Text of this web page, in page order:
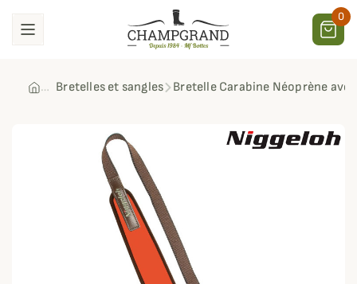
0
Bretelles et sangles Bretelle Carabine Néoprène